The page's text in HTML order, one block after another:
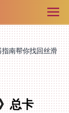
南帮你找回丝滑
总卡
回丝